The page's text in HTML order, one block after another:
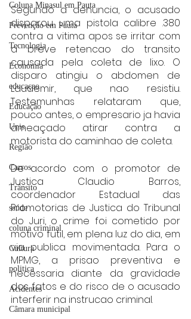
Coluna Minasul em Pauta
Prevenção em Pauta
Tecnologia
Economia
educaçao
Educação
Unis
Região
Carros
Trânsito
saúde
coluna criminal
Cultura
politica
Acidentes
Câmara municipal
Segundo a denuncia, o acusado
disparou uma pistola calibre .380
contra a vitima apos se irritar com
a breve retencao do transito
causada pela coleta de lixo. O
disparo atingiu o abdomen de
Laudemir, que nao resistiu.
Testemunhas relataram que,
pouco antes, o empresario ja havia
ameaçado atirar contra a
motorista do caminhao de coleta.
De acordo com o promotor de
Justica Claudio Barros,
coordenador Estadual das
Promotorias de Justica do Tribunal
do Juri, o crime foi cometido por
motivo futil, em plena luz do dia, em
via publica movimentada. Para o
MPMG, a prisao preventiva e
necessaria diante da gravidade
dos fatos e do risco de o acusado
interferir na instrucao criminal.